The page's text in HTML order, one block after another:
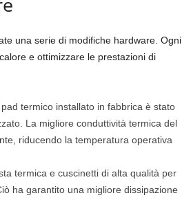
una serie di modifiche hardware. Ogni
e ottimizzare le prestazioni di
pad termico installato in fabbrica è stato
La migliore conduttività termica del
riducendo la temperatura operativa
termica e cuscinetti di alta qualità per
ha garantito una migliore dissipazione